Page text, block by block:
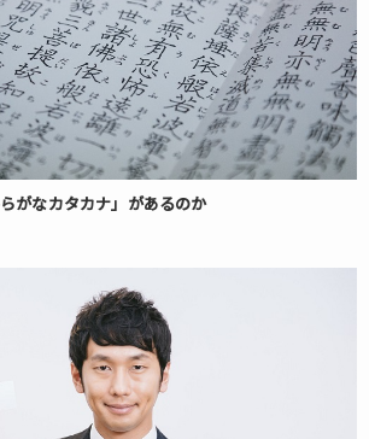
がなカタカナ」があるのか